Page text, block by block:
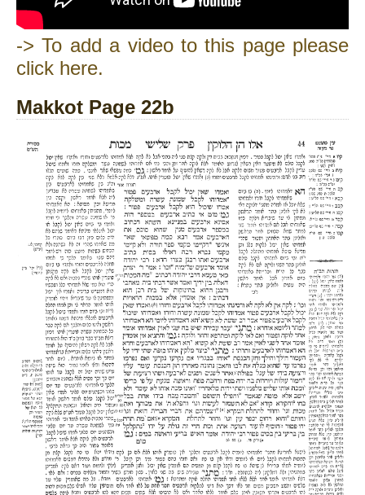
-> To add a video to this page please
click here.
Makkot Page 22b